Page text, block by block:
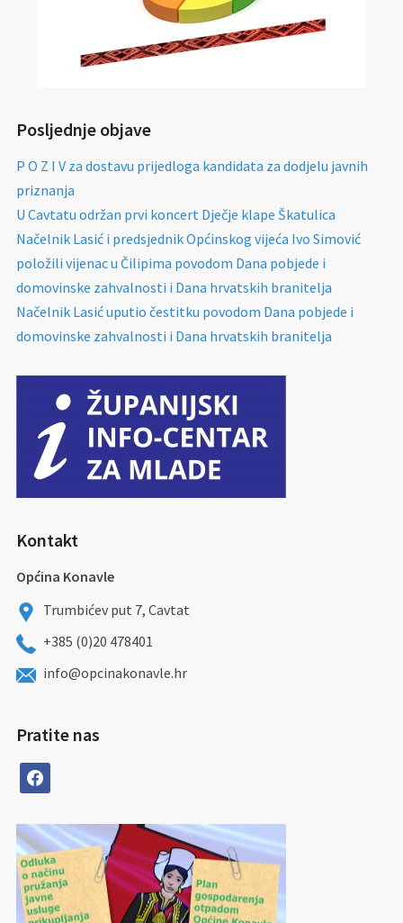
Posljednje objave
P O Z I V za dostavu prijedloga kandidata za dodjelu javnih
priznanja
U Cavtatu održan prvi koncert Dječje klape Škatulica
Načelnik Lasić i predsjednik Općinskog vijeća Ivo Simović
položili vijenac u Čilipima povodom Dana pobjede i
domovinske zahvalnosti i Dana hrvatskih branitelja
Načelnik Lasić uputio čestitku povodom Dana pobjede i
domovinske zahvalnosti i Dana hrvatskih branitelja
Kontakt
Općina Konavle
Trumbićev put 7, Cavtat
+385 (0)20 478401
info@opcinakonavle.hr
Pratite nas
facebook